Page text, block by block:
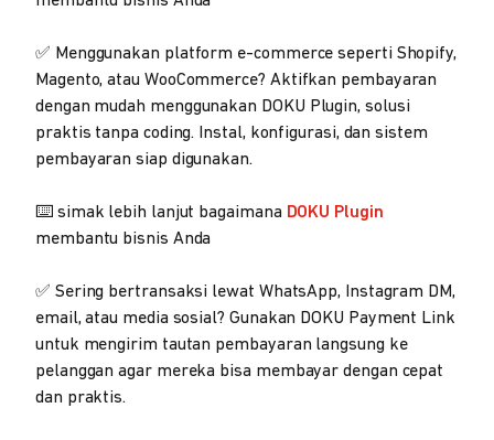
✅ Menggunakan platform e-commerce seperti Shopify,
Magento, atau WooCommerce? Aktifkan pembayaran
dengan mudah menggunakan DOKU Plugin, solusi
praktis tanpa coding. Instal, konfigurasi, dan sistem
pembayaran siap digunakan.
⌨️ simak lebih lanjut bagaimana DOKU Plugin
membantu bisnis Anda
✅ Sering bertransaksi lewat WhatsApp, Instagram DM,
email, atau media sosial? Gunakan DOKU Payment Link
untuk mengirim tautan pembayaran langsung ke
pelanggan agar mereka bisa membayar dengan cepat
dan praktis.